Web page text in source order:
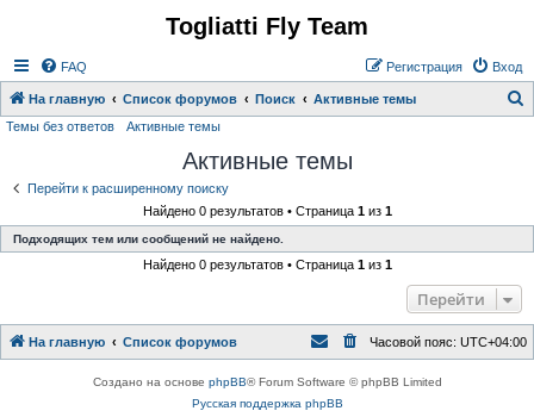
Togliatti Fly Team
FAQ Вход
Регистрация
На главную Список форумов Поиск Активные темы
Темы без ответов Активные темы
Активные темы
Перейти к расширенному поиску
Найдено 0 результатов • Страница 1из 1
Подходящих тем или сообщений не найдено.
Найдено 0 результатов • Страница 1из 1
Перейти
На главную Список форумов Часовой пояс: UTC+04:00
Создано на основе phpBB® Forum Software © phpBB Limited
Русская поддержка phpBB